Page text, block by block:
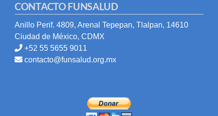
CONTACTO FUNSALUD
Anillo Perif. 4809, Arenal Tepepan, Tlalpan, 14610
Ciudad de México, CDMX
+52 55 5655 9011
contacto@funsalud.org.mx